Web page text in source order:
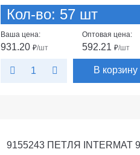
Кол-во: 57 шт
Ваша цена:
931.20 ₽/шт
Оптовая цена:
592.21₽/шт
В корзину
9155243 ПЕТЛЯ